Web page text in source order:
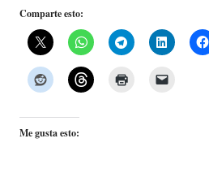
Comparte esto:
Me gusta esto: